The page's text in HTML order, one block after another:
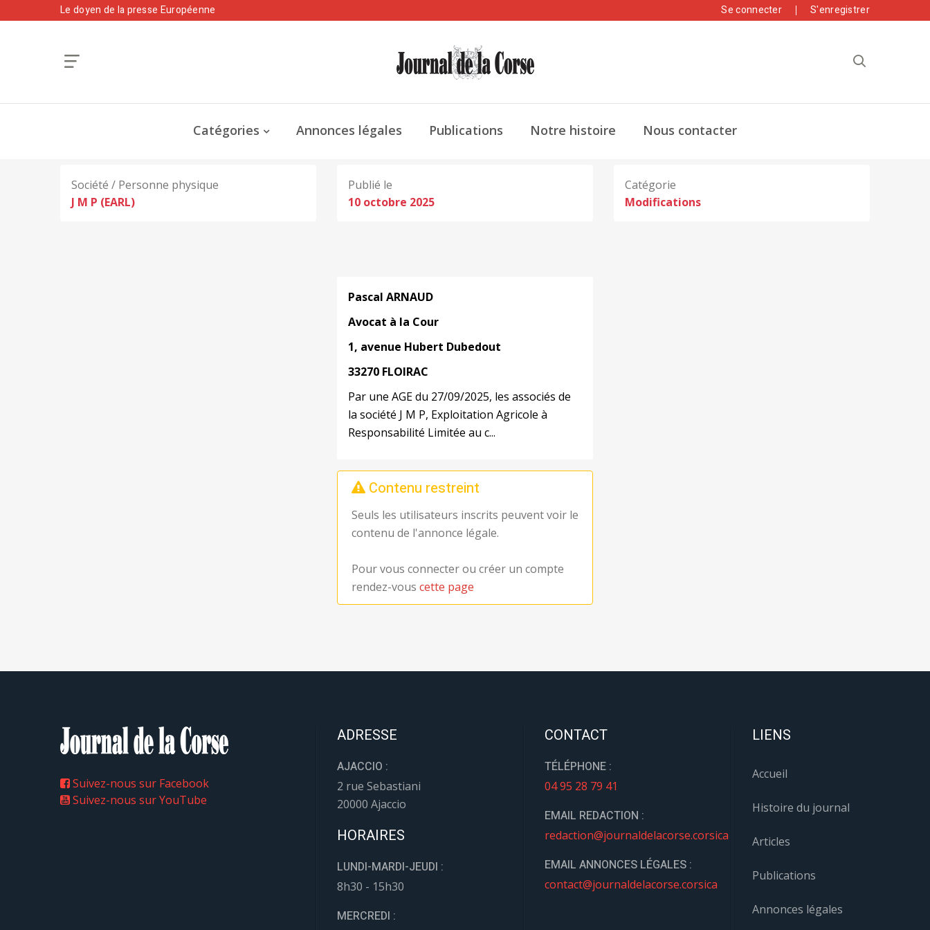
Le doyen de la presse Européenne Se connecter S'enregistrer
Catégories Annonces légales Publications Notre histoire Nous contacter
Société / Personne physique
J M P (EARL)
Publié le
10 octobre 2025
Catégorie
Modifications
Pascal ARNAUD
Avocat à la Cour
1, avenue Hubert Dubedout
33270 FLOIRAC
Par une AGE du 27/09/2025, les associés de
la société J M P, Exploitation Agricole à
Responsabilité Limitée au c...
Contenu restreint
Seuls les utilisateurs inscrits peuvent voir le
contenu de l'annonce légale.
Pour vous connecter ou créer un compte
rendez-vous cette page
Suivez-nous sur Facebook
Suivez-nous sur YouTube
ADRESSE
AJACCIO :
2 rue Sebastiani
20000 Ajaccio
HORAIRES
LUNDI-MARDI-JEUDI :
8h30 - 15h30
MERCREDI :
CONTACT
TÉLÉPHONE :
04 95 28 79 41
EMAIL REDACTION :
redaction@journaldelacorse.corsica
EMAIL ANNONCES LÉGALES :
contact@journaldelacorse.corsica
LIENS
Accueil
Histoire du journal
Articles
Publications
Annonces légales